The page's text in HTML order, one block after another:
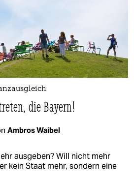
die Bayern!
Ambros Waibel
ausgeben? Will nicht mehr
kein Staat mehr, sondern eine